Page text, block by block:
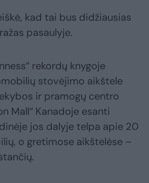
kad tai bus didžiausias
pasaulyje.
rekordų knygoje
stovėjimo aikštele
ir pramogų centro
Mall“ Kanadoje esanti
jos dalyje telpa apie 20
o gretimose aikštelėse –